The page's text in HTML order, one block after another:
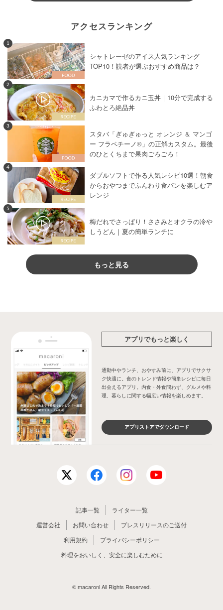
アクセスランキング
1
シャトレーゼのアイス人気ランキング
TOP10！読者が選ぶおすすめ商品は？
2
カニカマで作るカニ玉丼｜10分で完成する
ふわとろ絶品丼
3
スタバ「ぎゅぎゅっと オレンジ ＆ マンゴ
ー フラペチーノ®」の正解カスタム。最後
のひとくちまで果肉ごろごろ！
4
ダブルソフトで作る人気レシピ10選！朝食
からおやつまでふんわり食パンを楽しむア
レンジ
5
梅だれでさっぱり！ささみとオクラの冷や
しうどん｜夏の簡単ランチに
もっと見る
アプリでもっと楽しく
通勤中やランチ、おやすみ前に、アプリでサクサ
ク快適に。食のトレンド情報や簡単レシピに毎日
出会えるアプリ。内食・外食問わず、グルメや料
理、暮らしに関する幅広い情報を楽しめます。
アプリストアでダウンロード
記事一覧
ライター一覧
運営会社
お問い合わせ
プレスリリースのご送付
利用規約
プライバシーポリシー
料理をおいしく、安全に楽しむために
© macaroni All Rights Reserved.